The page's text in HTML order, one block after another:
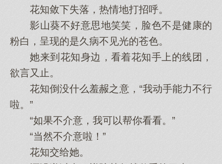
花知敛下失落，热情地打招呼。
影山葵不好意思地笑笑，脸色不是健康的
粉白，呈现的是久病不见光的苍色。
她来到花知身边，看着花知手上的线团，
欲言又止。
花知倒没什么羞赧之意，“我动手能力不行
啦。”
“如果不介意，我可以帮你看看。”
“当然不介意啦！”
花知交给她。